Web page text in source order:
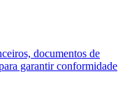
documentos de
garantir conformidade